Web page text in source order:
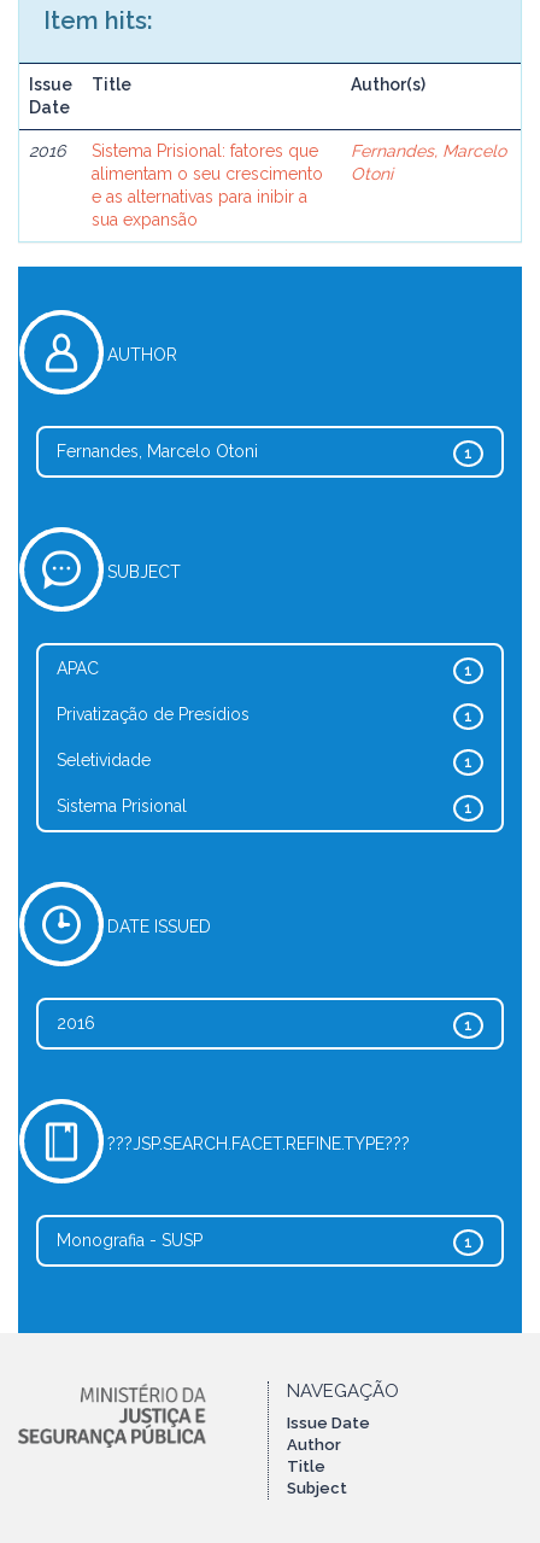
Item hits:
Issue
Date
Title Author(s)
2016
Sistema Prisional: fatores que
alimentam o seu crescimento
e as alternativas para inibir a
sua expansão
Fernandes, Marcelo
Otoni
AUTHOR
1
Fernandes, Marcelo Otoni
SUBJECT
1
APAC
1
Privatização de Presídios
1
Seletividade
1
Sistema Prisional
DATE ISSUED
1
2016
???JSP.SEARCH.FACET.REFINE.TYPE???
1
Monografia - SUSP
NAVEGAÇÃO
Issue Date
Author
Title
Subject